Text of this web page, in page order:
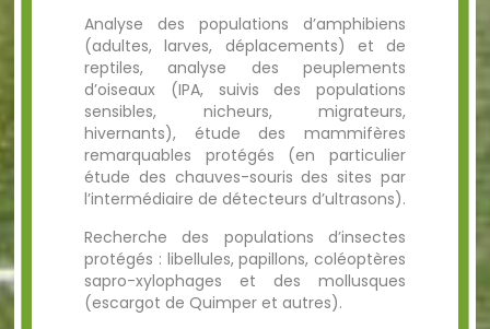
Analyse des populations d’amphibiens
(adultes, larves, déplacements) et de
reptiles, analyse des peuplements
d’oiseaux (IPA, suivis des populations
sensibles, nicheurs, migrateurs,
hivernants), étude des mammifères
remarquables protégés (en particulier
étude des chauves-souris des sites par
l’intermédiaire de détecteurs d’ultrasons).
Recherche des populations d’insectes
protégés : libellules, papillons, coléoptères
sapro-xylophages et des mollusques
(escargot de Quimper et autres).